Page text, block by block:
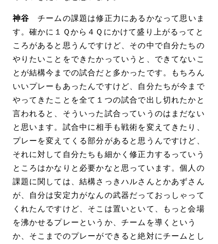
神谷 チームの課題は修正力にあるかなって思いま
す。確かに１Ｑから４Ｑにかけて盛り上がるってと
ころがあると思うんですけど、その中で自分たちの
やりたいことをできたかっていうと、できてないこ
とが結構今までの試合だと多かったです。もちろん
いいプレーもあったんですけど、自分たちが今まで
やってきたことを全て１つの試合で出し切れたかと
言われると、そういった試合っていうのはまだない
と思います。試合中に相手も戦術を変えてきたり、
プレーを変えてくる部分があると思うんですけど、
それに対して自分たちも細かく修正力するっていう
ところはかなりと必要かなと思っています。個人の
課題に関しては、結構さっきハルさんとかあずさん
が、自分は安定力がなんの武器だっておっしゃって
くれたんですけど、そこは置いといて、もっと会場
を沸かせるプレーというか、チームを導くという
か、そこまでのプレーができると絶対にチームとし